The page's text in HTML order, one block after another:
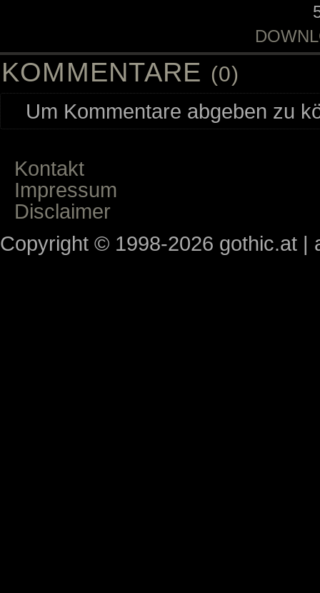
KOMMENTARE (0)
Um Kommentare abgeben zu
Kontakt
Impressum
Disclaimer
Copyright © 1998-2026 gothic.at |